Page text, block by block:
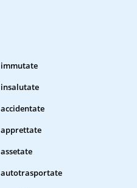
immutate
insalutate
accidentate
apprettate
assetate
autotrasportate